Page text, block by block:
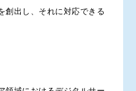
創出し、それに対応できる